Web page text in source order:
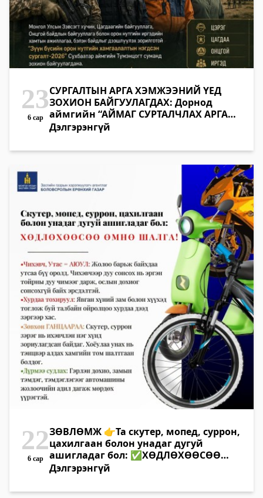
23
6 сар
СУРГАЛТЫН АРГА ХЭМЖЭЭНИЙ ҮЕД
ЗОХИОН БАЙГУУЛАГДАХ: Дорнод
аймгийн “АЙМАГ СУРТАЛЧЛАХ АРГА
ХЭМЖЭЭ” өнөөдөр буюу 23-ны 20:00
байрлах Дорнод аймгийн байрлалд
Дэлгэрэнгүй
22
6 сар
ЗӨВЛӨМЖ 👉Та скутер, мопед, суррон,
цахилгаан болон унадаг дугуй
ашигладаг бол: ✅ХӨДЛӨХӨӨСӨӨ
ӨМНӨ ШАЛГА... ☝Чихэвч, Утас =
бүү оролд. Чихэвчээр дуу сонсох нь
Дэлгэрэнгүй